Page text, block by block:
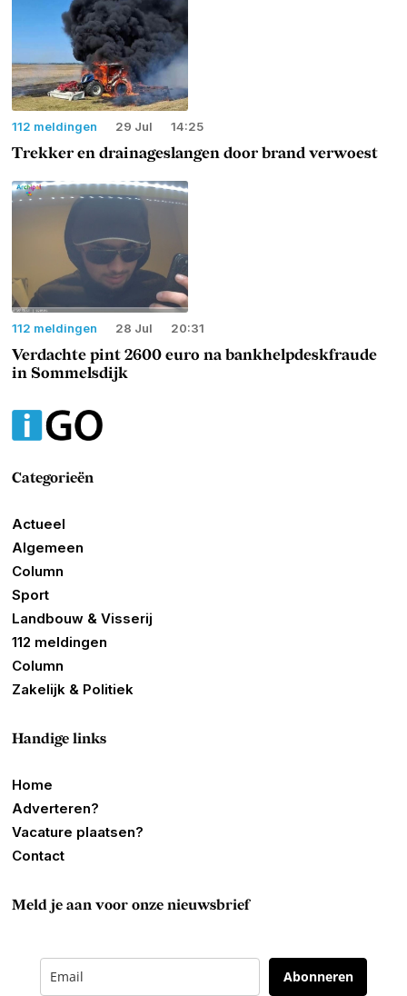
112 meldingen 29 Jul 14:25
Trekker en drainageslangen door brand verwoest
112 meldingen 28 Jul 20:31
Verdachte pint 2600 euro na bankhelpdeskfraude
in Sommelsdijk
Categorieën
Actueel
Algemeen
Column
Sport
Landbouw & Visserij
112 meldingen
Column
Zakelijk & Politiek
Handige links
Home
Adverteren?
Vacature plaatsen?
Contact
Meld je aan voor onze nieuwsbrief
Abonneren